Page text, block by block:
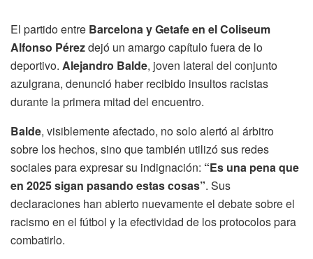
El partido entre Barcelona y Getafe en el Coliseum
Alfonso Pérezdejó un amargo capítulo fuera de lo
deportivo. Alejandro Balde, joven lateral del conjunto
azulgrana, denunció haber recibido insultos racistas
durante la primera mitad del encuentro.
Balde, visiblemente afectado, no solo alertó al árbitro
sobre los hechos, sino que también utilizó sus redes
sociales para expresar su indignación: “Es una pena que
en 2025 sigan pasando estas cosas”. Sus
declaraciones han abierto nuevamente el debate sobre el
racismo en el fútbol y la efectividad de los protocolos para
combatirlo.